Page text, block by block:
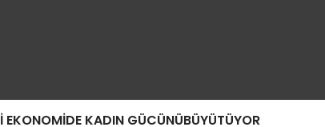
EKONOMIDE KADIN GÜCÜNÜBÜYÜTÜYOR